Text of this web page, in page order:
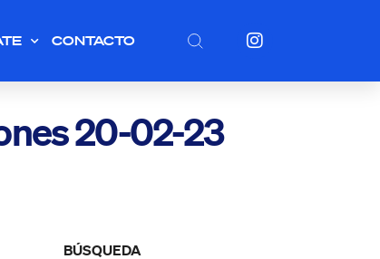
CONTACTO
20-02-23
BÚSQUEDA